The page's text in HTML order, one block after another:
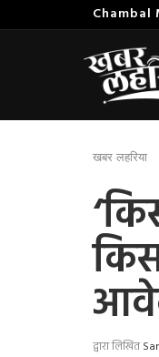
Chambal
खबर लहरिया
द्वारा लिखित